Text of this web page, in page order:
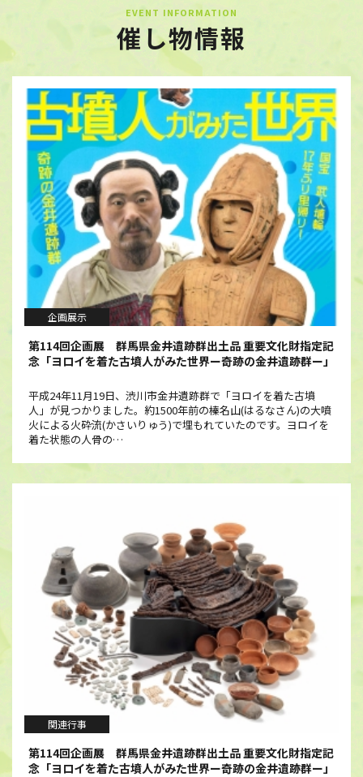
EVENT INFORMATION
催し物情報
企画展示
第114回企画展 群馬県金井遺跡群出土品 重要文化財指定記
念「ヨロイを着た古墳人がみた世界ー奇跡の金井遺跡群ー」
平成24年11月19日、渋川市金井遺跡群で「ヨロイを着た古墳
人」が見つかりました。約1500年前の榛名山(はるなさん)の大噴
火による火砕流(かさいりゅう)で埋もれていたのです。ヨロイを
着た状態の人骨の…
関連行事
第114回企画展 群馬県金井遺跡群出土品 重要文化財指定記
念「ヨロイを着た古墳人がみた世界ー奇跡の金井遺跡群ー」